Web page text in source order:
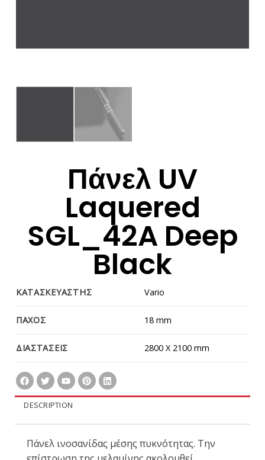
Πάνελ UV
Laquered
SGL_42A Deep
Black
ΚΑΤΑΣΚΕΥΑΣΤΗΣ Vario
ΠΑΧΟΣ 18 mm
ΔΙΑΣΤΑΣΕΙΣ 2800 X 2100 mm
DESCRIPTION
Πάνελ ινοσανίδας μέσης πυκνότητας. Την